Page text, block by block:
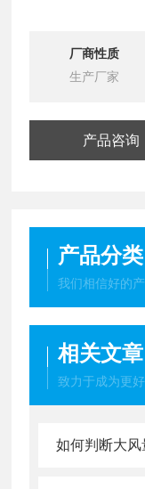
厂商性质
生产厂家
产品咨询
产品分类
我们相信好的
相关文章
致力于成为更
如何判断大风